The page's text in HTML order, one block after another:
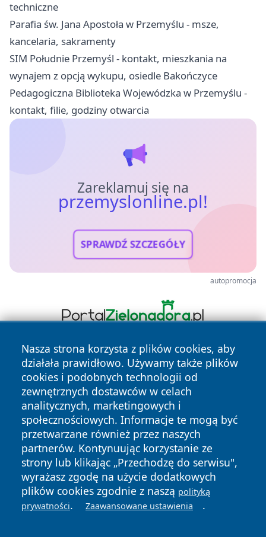
techniczne
Parafia św. Jana Apostoła w Przemyślu - msze,
kancelaria, sakramenty
SIM Południe Przemyśl - kontakt, mieszkania na
wynajem z opcją wykupu, osiedle Bakończyce
Pedagogiczna Biblioteka Wojewódzka w Przemyślu -
kontakt, filie, godziny otwarcia
Zareklamuj się na
przemyslonline.pl!
SPRAWDŹ SZCZEGÓŁY
autopromocja
Nasza strona korzysta z plików cookies, aby
działała prawidłowo. Używamy także plików
cookies i podobnych technologii od
zewnętrznych dostawców w celach
analitycznych, marketingowych i
społecznościowych. Informacje te mogą być
przetwarzane również przez naszych
partnerów. Kontynuując korzystanie ze
strony lub klikając „Przechodzę do serwisu",
wyrażasz zgodę na użycie dodatkowych
plików cookies zgodnie z naszą polityką
prywatności. Zaawansowane ustawienia .
Copyright © 2026 przemyslonline.pl Wszystkie prawa
zastrzeżone.
News Autorzy
Polityka
Prywatności
Polityka
Cookies